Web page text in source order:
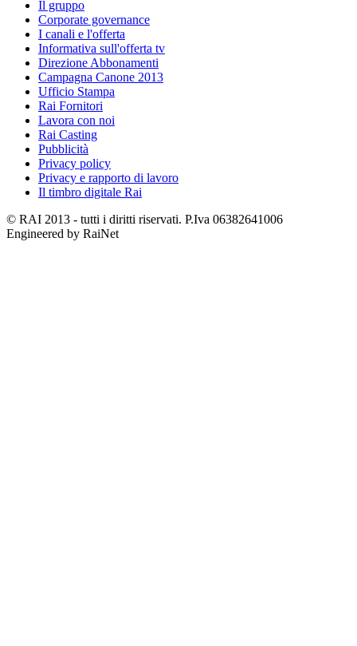
Il gruppo
Corporate governance
I canali e l'offerta
Informativa sull'offerta tv
Direzione Abbonamenti
Campagna Canone 2013
Ufficio Stampa
Rai Fornitori
Lavora con noi
Rai Casting
Pubblicità
Privacy policy
Privacy e rapporto di lavoro
Il timbro digitale Rai
© RAI 2013 - tutti i diritti riservati. P.Iva 06382641006
Engineered by RaiNet